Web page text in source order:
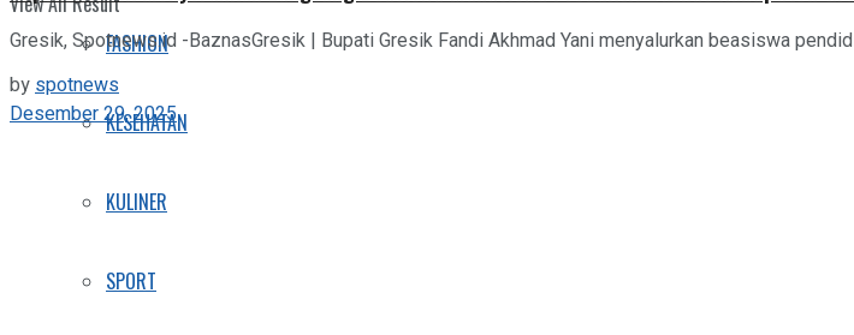
FASHION
KESEHATAN
KULINER
SPORT
Gresik, Spotnews.id -BaznasGresik | Bupati Gresik Fandi Akhmad Yani menyalurkan beasiswa
byspotnews
Desember 29, 2025